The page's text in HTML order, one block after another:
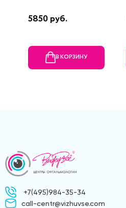
5850 руб.
В КОРЗИНУ
+7(495)984-35-34
call-centr@vizhuvse.com